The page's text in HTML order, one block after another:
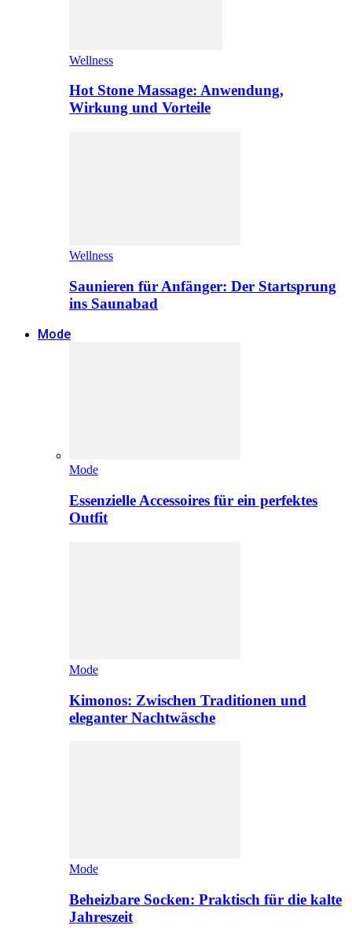
Wellness
Hot Stone Massage: Anwendung,
Wirkung und Vorteile
Wellness
Saunieren für Anfänger: Der Startsprung
ins Saunabad
Mode
Mode
Essenzielle Accessoires für ein perfektes
Outfit
Mode
Kimonos: Zwischen Traditionen und
eleganter Nachtwäsche
Mode
Beheizbare Socken: Praktisch für die kalte
Jahreszeit